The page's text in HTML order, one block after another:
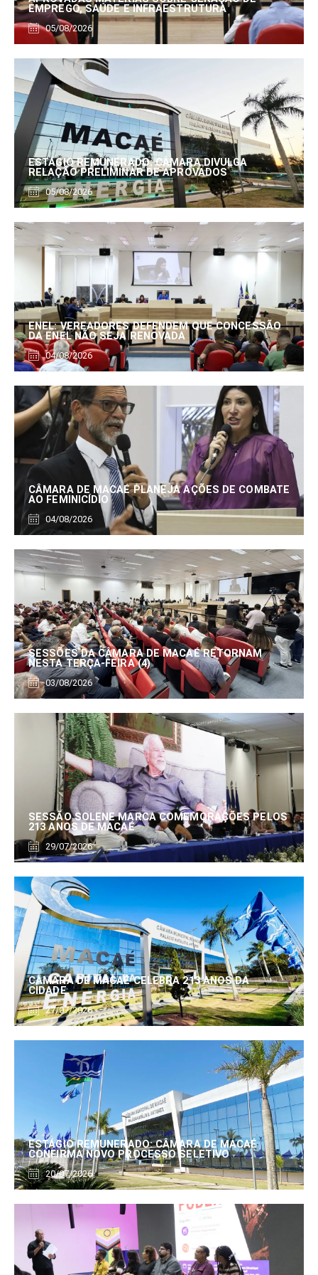
EMPREGO, SAÚDE E INFRAESTRUTURA
05/08/2026
ESTÁGIO REMUNERADO: CÂMARA DIVULGA
RELAÇÃO PRELIMINAR DE APROVADOS
05/08/2026
ENEL: VEREADORES DEFENDEM QUE CONCESSÃO
DA ENEL NÃO SEJA RENOVADA
04/08/2026
CÂMARA DE MACAÉ PLANEJA AÇÕES DE COMBATE
AO FEMINICÍDIO
04/08/2026
SESSÕES DA CÂMARA DE MACAÉ RETORNAM
NESTA TERÇA-FEIRA (4)
03/08/2026
SESSÃO SOLENE MARCA COMEMORAÇÕES PELOS
213 ANOS DE MACAÉ
29/07/2026
CÂMARA DE MACAÉ CELEBRA 213 ANOS DA
CIDADE
27/07/2026
ESTÁGIO REMUNERADO: CÂMARA DE MACAÉ
CONFIRMA NOVO PROCESSO SELETIVO
20/07/2026